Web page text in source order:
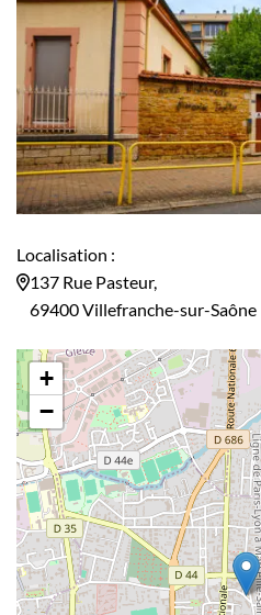
Localisation :
137 Rue Pasteur,
69400 Villefranche-sur-Saône
+
−